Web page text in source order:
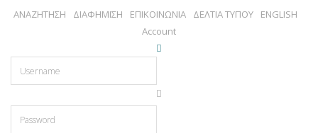
ΑΝΑΖΗΤΗΣΗ ΔΙΑΦΗΜΙΣΗ ΕΠΙΚΟΙΝΩΝΙΑ ΔΕΛΤΙΑ ΤΥΠΟΥ
ENGLISH
Account